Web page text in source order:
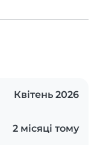
Квітень 2026
2 місяці тому